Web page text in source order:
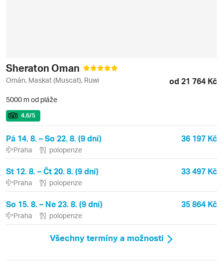
Sheraton Oman
Omán, Maskat (Muscat), Ruwi od 21 764 Kč
5000 m od pláže
4.6/5
Pá 14. 8. – So 22. 8. (9 dní) 36 197 Kč
Praha polopenze
St 12. 8. – Čt 20. 8. (9 dní) 33 497 Kč
Praha polopenze
So 15. 8. – Ne 23. 8. (9 dní) 35 864 Kč
Praha polopenze
Všechny termíny a možnosti